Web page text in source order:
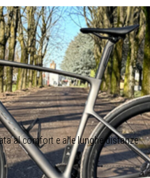
al comfort e alle lunghe distanze